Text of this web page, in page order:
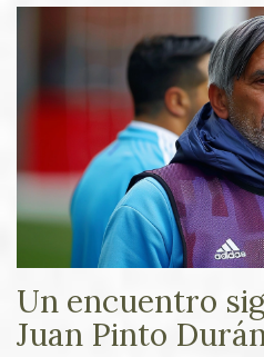
Un encuentro
Juan Pinto